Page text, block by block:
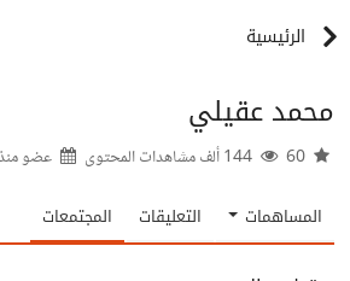
الرئيسية
محمد عقيلي
عضو
المساهمات التعليقات المجتمعات